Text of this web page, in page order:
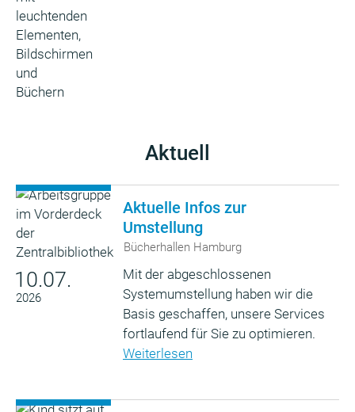
Aktuell
10.07.
2026
Aktuelle Infos zur
Umstellung
Bücherhallen Hamburg
Mit der abgeschlossenen
Systemumstellung haben wir die
Basis geschaffen, unsere Services
fortlaufend für Sie zu optimieren.
Weiterlesen